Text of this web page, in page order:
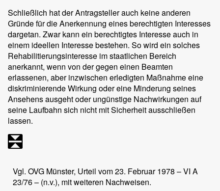
Schließlich hat der Antragsteller auch keine anderen
Gründe für die Anerkennung eines berechtigten Interesses
dargetan. Zwar kann ein berechtigtes Interesse auch in
einem ideellen Interesse bestehen. So wird ein solches
Rehabilitierungsinteresse im staatlichen Bereich
anerkannt, wenn von der gegen einen Beamten
erlassenen, aber inzwischen erledigten Maßnahme eine
diskriminierende Wirkung oder eine Minderung seines
Ansehens ausgeht oder ungünstige Nachwirkungen auf
seine Laufbahn sich nicht mit Sicherheit ausschließen
lassen.
Vgl. OVG Münster, Urteil vom 23. Februar 1978 – VI A
23/76 – (n.v.), mit weiteren Nachweisen.